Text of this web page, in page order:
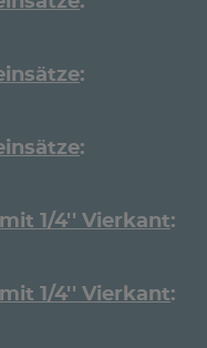
1/4'' Vierkant
1/4'' Vierkant